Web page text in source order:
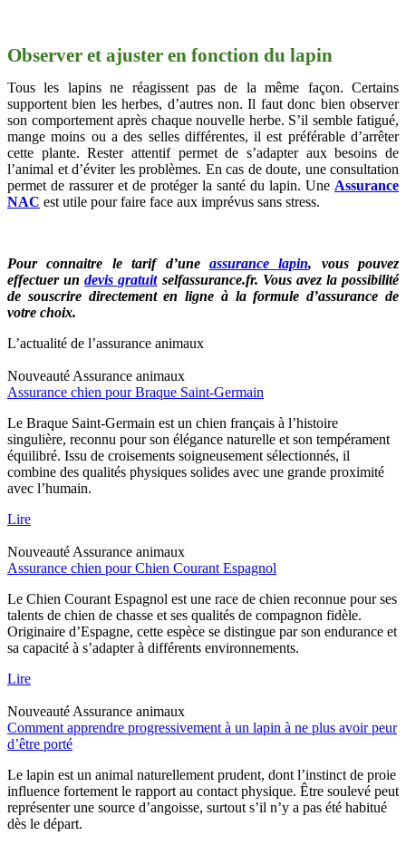
Observer et ajuster en fonction du lapin
Tous les lapins ne réagissent pas de la même façon. Certains
supportent bien les herbes, d’autres non. Il faut donc bien observer
son comportement après chaque nouvelle herbe. S’il semble fatigué,
mange moins ou a des selles différentes, il est préférable d’arrêter
cette plante. Rester attentif permet de s’adapter aux besoins de
l’animal et d’éviter les problèmes. En cas de doute, une consultation
permet de rassurer et de protéger la santé du lapin. Une Assurance
NAC est utile pour faire face aux imprévus sans stress.
Pour connaitre le tarif d’une assurance lapin, vous pouvez
effectuer undevis gratuitselfassurance.fr. Vous avez la possibilité
de souscrire directement en ligne à la formule d’assurance de
votre choix.
L’actualité de l’assurance animaux
Nouveauté Assurance animaux
Assurance chien pour Braque Saint-Germain
Le Braque Saint-Germain est un chien français à l’histoire
singulière, reconnu pour son élégance naturelle et son tempérament
équilibré. Issu de croisements soigneusement sélectionnés, il
combine des qualités physiques solides avec une grande proximité
avec l’humain.
Lire
Nouveauté Assurance animaux
Assurance chien pour Chien Courant Espagnol
Le Chien Courant Espagnol est une race de chien reconnue pour ses
talents de chien de chasse et ses qualités de compagnon fidèle.
Originaire d’Espagne, cette espèce se distingue par son endurance et
sa capacité à s’adapter à différents environnements.
Lire
Nouveauté Assurance animaux
Comment apprendre progressivement à un lapin à ne plus avoir peur
d’être porté
Le lapin est un animal naturellement prudent, dont l’instinct de proie
influence fortement le rapport au contact physique. Être soulevé peut
représenter une source d’angoisse, surtout s’il n’y a pas été habitué
dès le départ.